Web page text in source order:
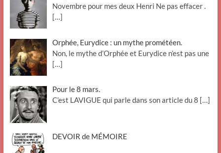
Novembre pour mes deux Henri Ne pas effacer .
[…]
Orphée, Eurydice : un mythe prométéen.
Non, le mythe d’Orphée et Eurydice n’est pas une
[…]
Pour le 8 mars.
C’est LAVIGUE qui parle dans son article du 8 […]
DEVOIR de MÉMOIRE